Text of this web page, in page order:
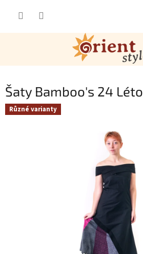
Šaty Bamboo's 24 Léto
Různé varianty